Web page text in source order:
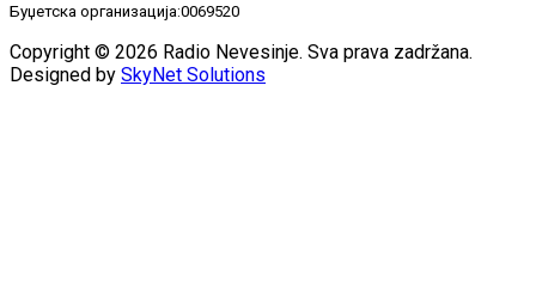
Буџетска организација:0069520
Copyright © 2026 Radio Nevesinje. Sva prava zadržana.
Designed by SkyNet Solutions